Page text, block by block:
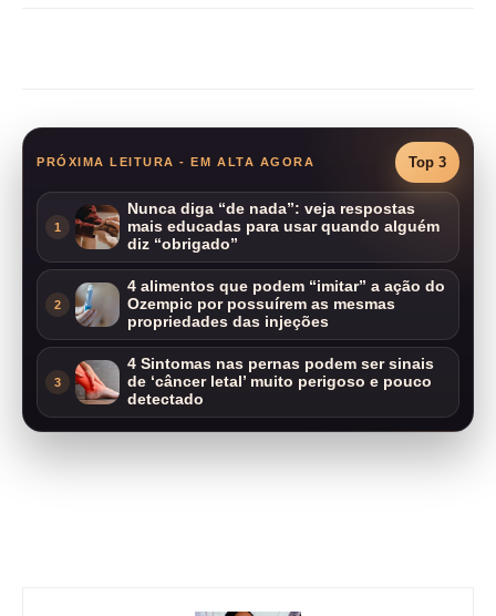
PRÓXIMA LEITURA - EM ALTA AGORA Top 3
1
Nunca diga “de nada”: veja respostas
mais educadas para usar quando alguém
diz “obrigado”
2
4 alimentos que podem “imitar” a ação do
Ozempic por possuírem as mesmas
propriedades das injeções
3
4 Sintomas nas pernas podem ser sinais
de ‘câncer letal’ muito perigoso e pouco
detectado